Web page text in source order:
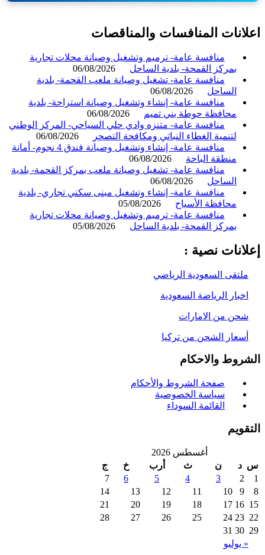
المنافسات والمناقصات
منافسة عامة- ترميم وتشغيل وصيانة محلات تجارية
بمركز القمحة- بلدية الساحل
06/08/2026
منافسة عامة- تشغيل وصيانة ملعب القحمة- بلدية
الساحل
06/08/2026
منافسة عامة- إنشاء وتشغيل وصيانة استراحة- بلدية
محافظة حوطة بني تميم
06/08/2026
منافسة عامة- متنزه وادي حلي السياحي- المركز الوطني
لتنمية الغطاء النباتي ومكافحة التصحر
06/08/2026
منافسة عامة- إنشاء وتشغيل وصيانة فندق 4 نجوم- أمانة
منطقة الباحة
06/08/2026
منافسة عامة- تشغيل وصيانة ملعب بمركز القحمة- بلدية
الساحل
06/08/2026
منافسة عامة- إنشاء وتشغيل مبنى سكني تجاري- بلدية
محافظة الأسياح
05/08/2026
منافسة عامة- ترميم وتشغيل وصيانة محلات تجارية
بمركز القمحة- بلدية الساحل
05/08/2026
نصية :
السعودية الرياضي
الرياضة السعودية
من الامارات
الشحن من تركيا
والاحكام
صفحة الشروط والأحكام
سياسة الخصوصية
القائمة السوداء
أغسطس 2026
د
ن
ج
7
10
16
17
23
24
30
31
يوليو